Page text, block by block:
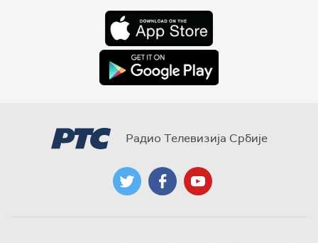
Радио Телевизија Србије